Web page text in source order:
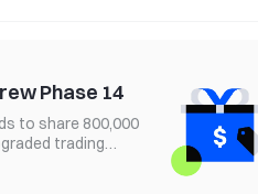
Phase 14
to share 800,000
trading